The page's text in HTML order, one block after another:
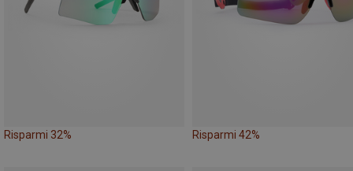
Risparmi 32% Risparmi 42%